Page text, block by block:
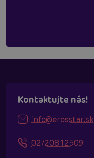
Kontaktujte nás!
info@erosstar.sk
02/20812509